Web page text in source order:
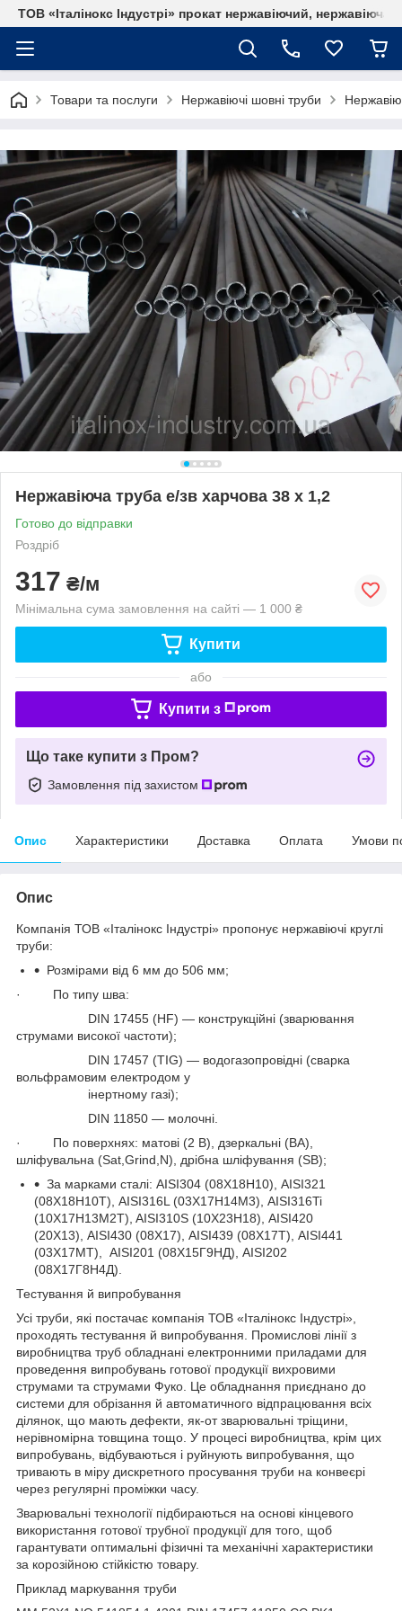
ТОВ «Італінокс Індустрі» прокат нержавіючий, нержавіюча
Товари та послуги Нержавіючі шовні труби
Нержавіюча труба е/зв харчова 38 х 1,2
Готово до відправки
Роздріб
317 ₴/м
Мінімальна сума замовлення на сайті — 1 000 ₴
Купити
або
Купити з
Що таке купити з Пром?
Замовлення під захистом
Опис Характеристики Доставка Оплата Умови
Опис
Компанія ТОВ «Італінокс Індустрі» пропонує нержавіючі круглі
труби:
Розмірами від 6 мм до 506 мм;
· По типу шва:
DIN 17455 (HF) — конструкційні (зварювання
струмами високої частоти);
DIN 17457 (TIG) — водогазопровідні (сварка
вольфрамовим електродом у
інертному газі);
DIN 11850 — молочні.
· По поверхнях: матові (2 В), дзеркальні (ВА),
шліфувальна (Sat,Grind,N), дрібна шліфування (SB);
За марками сталі: AISI304 (08Х18Н10), AISI321
(08Х18Н10Т), AISI316L (03Х17Н14М3), AISI316Ti
(10Х17Н13М2T), AISI310S (10Х23Н18), AISI420
(20Х13), AISI430 (08Х17), AISI439 (08Х17Т), AISI441
(03Х17МТ), AISI201 (08Х15Г9НД), AISI202
(08Х17Г8Н4Д).
Тестування й випробування
Усі труби, які постачає компанія ТОВ «Італінокс Індустрі»,
проходять тестування й випробування. Промислові лінії з
виробництва труб обладнані електронними приладами для
проведення випробувань готової продукції вихровими
струмами та струмами Фуко. Це обладнання приєднано до
системи для обрізання й автоматичного відпрацювання всіх
ділянок, що мають дефекти, як-от зварювальні тріщини,
нерівномірна товщина тощо. У процесі виробництва, крім цих
випробувань, відбуваються і руйнують випробування, що
тривають в міру дискретного просування труби на конвеєрі
через регулярні проміжки часу.
Зварювальні технології підбираються на основі кінцевого
використання готової трубної продукції для того, щоб
гарантувати оптимальні фізичні та механічні характеристики
за корозійною стійкістю товару.
Приклад маркування труби